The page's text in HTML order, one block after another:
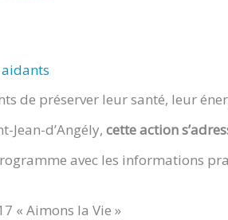
de préserver leur santé, leur
Jean-d’Angély, cette action
avec les informations
« Aimons la Vie »